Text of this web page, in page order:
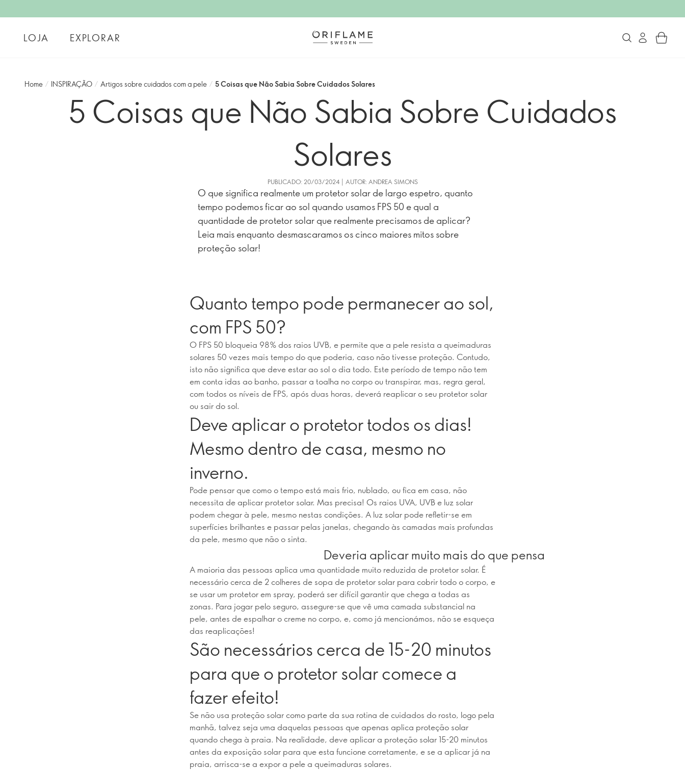
LOJA EXPLORAR
Home / INSPIRAÇÃO / Artigos sobre cuidados com a pele / 5 Coisas que Não Sabia Sobre Cuidados Solares
5 Coisas que Não Sabia Sobre Cuidados
Solares
PUBLICADO: 20/03/2024 | AUTOR: ANDREA SIMONS
O que significa realmente um protetor solar de largo espetro, quanto
tempo podemos ficar ao sol quando usamos FPS 50 e qual a
quantidade de protetor solar que realmente precisamos de aplicar?
Leia mais enquanto desmascaramos os cinco maiores mitos sobre
proteção solar!
Quanto tempo pode permanecer ao sol,
com FPS 50?
O FPS 50 bloqueia 98% dos raios UVB, e permite que a pele resista a queimaduras
solares 50 vezes mais tempo do que poderia, caso não tivesse proteção. Contudo,
isto não significa que deve estar ao sol o dia todo. Este período de tempo não tem
em conta idas ao banho, passar a toalha no corpo ou transpirar, mas, regra geral,
com todos os níveis de FPS, após duas horas, deverá reaplicar o seu protetor solar
ou sair do sol.
Deve aplicar o protetor todos os dias!
Mesmo dentro de casa, mesmo no
inverno.
Pode pensar que como o tempo está mais frio, nublado, ou fica em casa, não
necessita de aplicar protetor solar. Mas precisa! Os raios UVA, UVB e luz solar
podem chegar à pele, mesmo nestas condições. A luz solar pode refletir-se em
superfícies brilhantes e passar pelas janelas, chegando às camadas mais profundas
da pele, mesmo que não o sinta.
Deveria aplicar muito mais do que pensa
A maioria das pessoas aplica uma quantidade muito reduzida de protetor solar. É
necessário cerca de 2 colheres de sopa de protetor solar para cobrir todo o corpo, e
se usar um protetor em spray, poderá ser difícil garantir que chega a todas as
zonas. Para jogar pelo seguro, assegure-se que vê uma camada substancial na
pele, antes de espalhar o creme no corpo, e, como já mencionámos, não se esqueça
das reaplicações!
São necessários cerca de 15-20 minutos
para que o protetor solar comece a
fazer efeito!
Se não usa proteção solar como parte da sua rotina de cuidados do rosto, logo pela
manhã, talvez seja uma daquelas pessoas que apenas aplica proteção solar
quando chega à praia. Na realidade, deve aplicar a proteção solar 15-20 minutos
antes da exposição solar para que esta funcione corretamente, e se a aplicar já na
praia, arrisca-se a expor a pele a queimaduras solares.